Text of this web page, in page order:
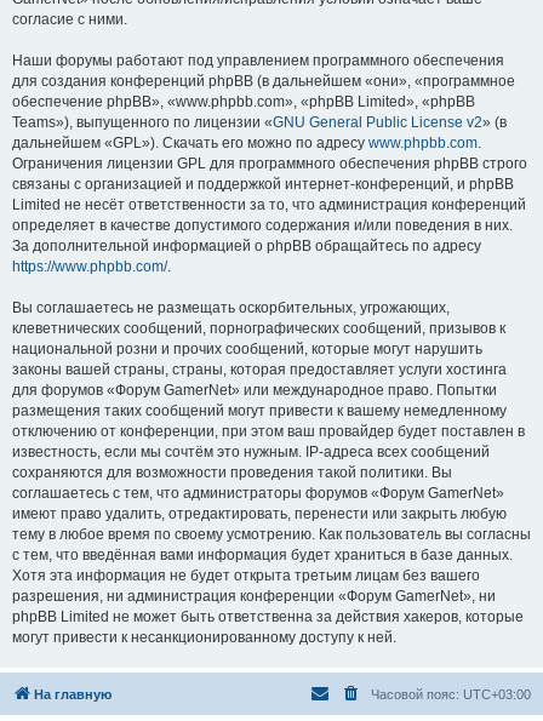
согласие с ними.
Наши форумы работают под управлением программного обеспечения
для создания конференций phpBB (в дальнейшем «они», «программное
обеспечение phpBB», «www.phpbb.com», «phpBB Limited», «phpBB
Teams»), выпущенного по лицензии «GNU General Public License v2» (в
дальнейшем «GPL»). Скачать его можно по адресу www.phpbb.com.
Ограничения лицензии GPL для программного обеспечения phpBB строго
связаны с организацией и поддержкой интернет-конференций, и phpBB
Limited не несёт ответственности за то, что администрация конференций
определяет в качестве допустимого содержания и/или поведения в них.
За дополнительной информацией о phpBB обращайтесь по адресу
https://www.phpbb.com/.
Вы соглашаетесь не размещать оскорбительных, угрожающих,
клеветнических сообщений, порнографических сообщений, призывов к
национальной розни и прочих сообщений, которые могут нарушить
законы вашей страны, страны, которая предоставляет услуги хостинга
для форумов «Форум GamerNet» или международное право. Попытки
размещения таких сообщений могут привести к вашему немедленному
отключению от конференции, при этом ваш провайдер будет поставлен в
известность, если мы сочтём это нужным. IP-адреса всех сообщений
сохраняются для возможности проведения такой политики. Вы
соглашаетесь с тем, что администраторы форумов «Форум GamerNet»
имеют право удалить, отредактировать, перенести или закрыть любую
тему в любое время по своему усмотрению. Как пользователь вы согласны
с тем, что введённая вами информация будет храниться в базе данных.
Хотя эта информация не будет открыта третьим лицам без вашего
разрешения, ни администрация конференции «Форум GamerNet», ни
phpBB Limited не может быть ответственна за действия хакеров, которые
могут привести к несанкционированному доступу к ней.
На главную Часовой пояс: UTC+03:00